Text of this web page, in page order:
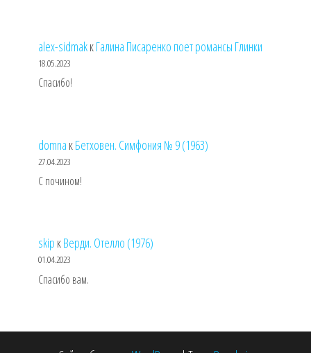
alex-sidmakкГалина Писаренко поет романсы Глинки
18.05.2023
Спасибо!
domna кБетховен. Симфония № 9 (1963)
27.04.2023
С почином!
skip кВерди. Отелло (1976)
01.04.2023
Спасибо вам.